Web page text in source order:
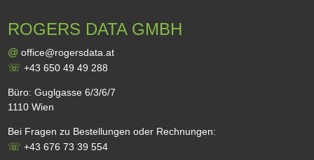
ROGERS DATA GMBH
@ office@rogersdata.at
☏+43 650 49 49 288
Büro: Guglgasse 6/3/6/7
1110 Wien
Bei Fragen zu Bestellungen oder Rechnungen:
☏+43 676 73 39 554